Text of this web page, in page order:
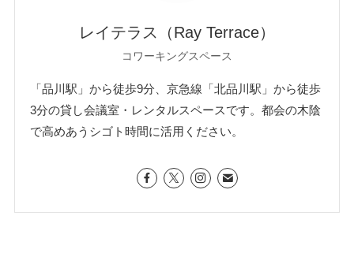
レイテラス（Ray Terrace）
コワーキングスペース
「品川駅」から徒歩9分、京急線「北品川駅」から徒歩
3分の貸し会議室・レンタルスペースです。都会の木陰
で高めあうシゴト時間に活用ください。